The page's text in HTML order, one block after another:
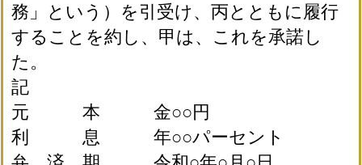
務」という）を引受け、丙とともに履行
することを約し、甲は、これを承諾し
た。
記
元 本 金○○円
利 息 年○○パーセント